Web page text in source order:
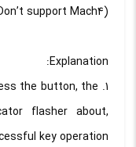
support Mach4)
Explanation:
the button, the
flasher about,
key operation.